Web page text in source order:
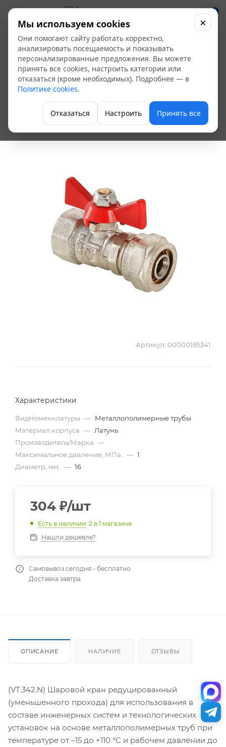
0
Кран шаровой под
обжим 16х1/2" ВР
бабочка Valtec
VT.342.N.1604
Фитинги для теплого пола
Артикул: 00000185341
Характеристики
ВидНоменклатуры — Металлополимерные трубы
Материал корпуса — Латунь
Производитель/Марка —
Максимальное давление, МПа.
— 1
Диаметр, мм.
— 16
304 ₽/шт
Есть в наличии: 2 в 1 магазине
Нашли дешевле?
Самовывоз сегодня - бесплатно
Доставка завтра
ОПИСАНИЕ НАЛИЧИЕ ОТЗЫВЫ
(VT.342.N) Шаровой кран редуцированный
(уменьшенного прохода) для использования в
составе инженерных систем и технологических
установок на основе металлополимерных труб при
температуре от –15 до +110 °С и рабочем давлении до
Мы используем cookies
Они помогают сайту работать корректно,
анализировать посещаемость и показывать
персонализированные предложения. Вы можете
принять все cookies, настроить категории или
отказаться (кроме необходимых). Подробнее — в
Политике cookies.
Отказаться Настроить Принять все
×